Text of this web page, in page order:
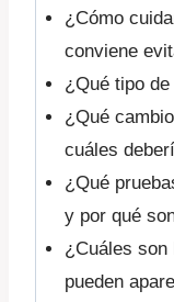
¿Cómo
conviene
¿Qué tipo
¿Qué
cuáles
¿Qué
y por qué
¿Cuáles son
pueden